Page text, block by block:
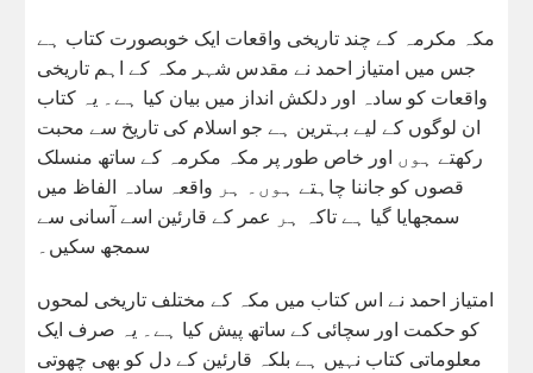
مکہ مکرمہ کے چند تاریخی واقعات ایک خوبصورت کتاب ہے
جس میں امتیاز احمد نے مقدس شہر مکہ کے اہم تاریخی
واقعات کو سادہ اور دلکش انداز میں بیان کیا ہے۔ یہ کتاب
ان لوگوں کے لیے بہترین ہے جو اسلام کی تاریخ سے محبت
رکھتے ہوں اور خاص طور پر مکہ مکرمہ کے ساتھ منسلک
قصوں کو جاننا چاہتے ہوں۔ ہر واقعہ سادہ الفاظ میں
سمجھایا گیا ہے تاکہ ہر عمر کے قارئین اسے آسانی سے
سمجھ سکیں۔
امتیاز احمد نے اس کتاب میں مکہ کے مختلف تاریخی لمحوں
کو حکمت اور سچائی کے ساتھ پیش کیا ہے۔ یہ صرف ایک
معلوماتی کتاب نہیں ہے بلکہ قارئین کے دل کو بھی چھوتی